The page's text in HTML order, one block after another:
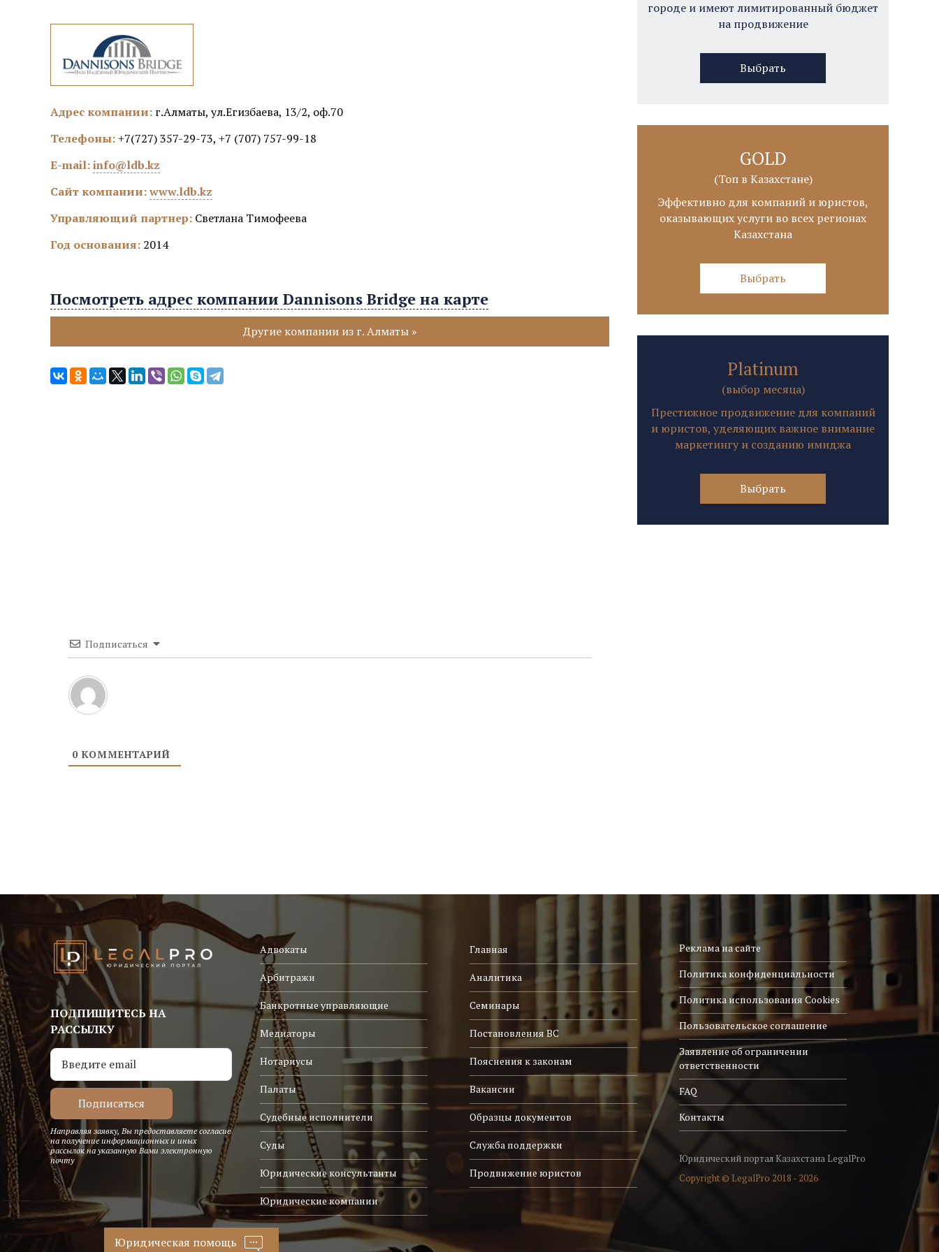
Адрес компании: г.Алматы, ул.Егизбаева, 13/2, оф.70
Телефоны: +7(727) 357-29-73, +7 (707) 757-99-18
E-mail:info@ldb.kz
Сайт компании:www.ldb.kz
Управляющий партнер: Светлана Тимофеева
Год основания: 2014
Посмотреть адрес компании Dannisons Bridge на карте
Другие компании из г. Алматы »
Подписаться
0 КОММЕНТАРИЙ
городе и имеют лимитированный бюджет
на продвижение
Выбрать
GOLD
(Топ в Казахстане)
Эффективно для компаний и юристов,
оказывающих услуги во всех регионах
Казахстана
Выбрать
Platinum
(выбор месяца)
Престижное продвижение для компаний
и юристов, уделяющих важное внимание
маркетингу и созданию имиджа
Выбрать
ПОДПИШИТЕСЬ НА
РАССЫЛКУ
Направляя заявку, Вы предоставляете согласие
на получение информационных и иных
рассылок на указанную Вами электронную
почту
Адвокаты
Арбитражи
Банкротные управляющие
Медиаторы
Нотариусы
Палаты
Судебные исполнители
Суды
Юридические консультанты
Юридические компании
Главная
Аналитика
Семинары
Постановления ВС
Пояснения к законам
Вакансии
Образцы документов
Служба поддержки
Продвижение юристов
Реклама на сайте
Политика конфиденциальности
Политика использования Cookies
Пользовательское соглашение
Заявление об ограничении
ответственности
FAQ
Контакты
Юридический портал Казахстана LegalPro
Copyright © LegalPro 2018 - 2026
Юридическая помощь